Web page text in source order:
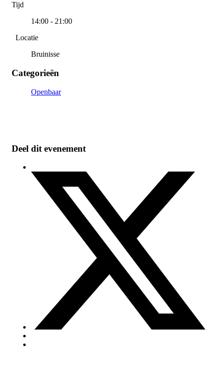
Tijd
14:00 - 21:00
Locatie
Bruinisse
Categorieën
Openbaar
Deel dit evenement